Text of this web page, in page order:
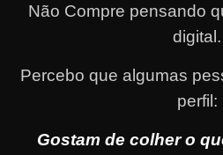
Não Compre pensando
digital.
Percebo que algumas
perfil:
Gostam de colher o